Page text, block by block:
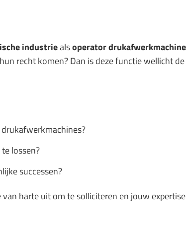
industriealsoperator
recht komen? Dan is deze functie wellicht
lossen?
successen?
harte uit om te solliciteren en jouw